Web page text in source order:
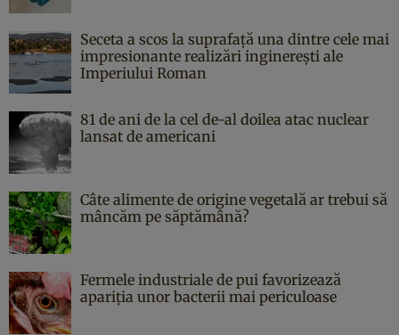
Seceta a scos la suprafață una dintre cele mai
impresionante realizări inginerești ale
Imperiului Roman
81 de ani de la cel de-al doilea atac nuclear
lansat de americani
Câte alimente de origine vegetală ar trebui să
mâncăm pe săptămână?
Fermele industriale de pui favorizează
apariția unor bacterii mai periculoase